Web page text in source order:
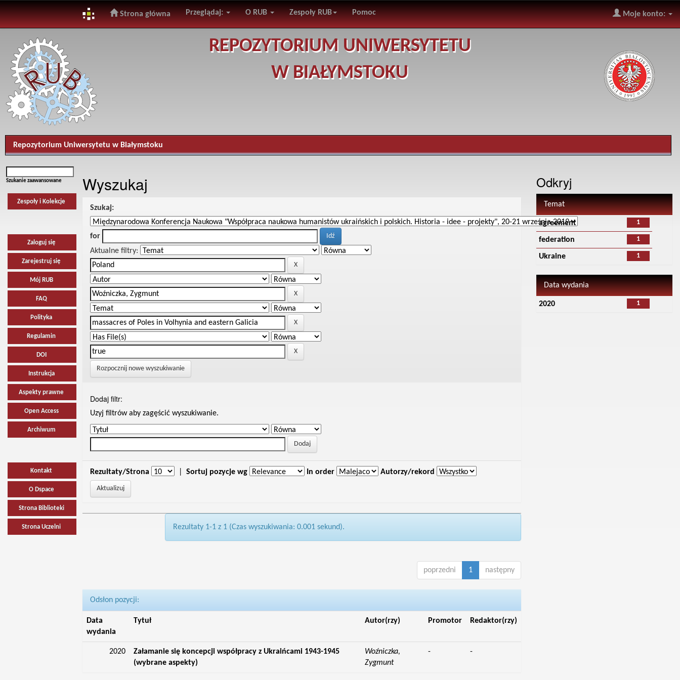
navigation
Strona główna Przeglądaj: O RUB Zespoły RUB Pomoc Moje konto:
REPOZYTORIUM UNIWERSYTETU
W BIAŁYMSTOKU
Repozytorium Uniwersytetu w Białymstoku
Szukanie zaawansowane
Zespoły i Kolekcje
Zaloguj się
Zarejestruj się
Mój RUB
FAQ
Polityka
Regulamin
DOI
Instrukcja
Aspekty prawne
Open Access
Archiwum
Kontakt
O Dspace
Strona Biblioteki
Strona Uczelni
Wyszukaj
Szukaj:
for
Aktualne filtry:
Rozpocznij nowe wyszukiwanie
Dodaj filtr:
Uzyj filtrów aby zagęścić wyszukiwanie.
Rezultaty/Strona Sortuj pozycje wg In order Autorzy/rekord
Rezultaty 1-1 z 1 (Czas wyszukiwania: 0.001 sekund).
poprzedni 1 następny
Odsłon pozycji:
Data
wydania
Tytuł Autor(rzy) Promotor Redaktor(rzy)
2020
Załamanie się koncepcji współpracy z Ukraińcami 1943-1945
(wybrane aspekty)
Woźniczka,
Zygmunt
- -
Odkryj
Temat
1
agreement
1
federation
1
Ukraine
Data wydania
1
2020